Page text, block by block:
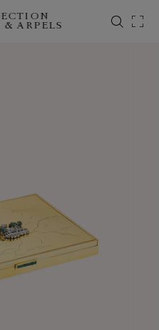
& ARPELS